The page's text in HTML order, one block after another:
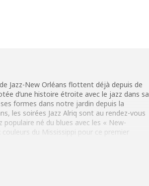
Jazz-New Orléans flottent déjà depuis de
d’une histoire étroite avec le jazz dans sa
formes dans notre jardin depuis la
les soirées Jazz Alriq sont au rendez-vous
né du blues avec les « New-
couleurs du Mississippi pour ce premier